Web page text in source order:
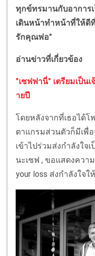
ทุกข์ทรมานกับอาการ
เดินหน้าทำหน้าที่ให้ดี
รักคุณพ่อ"
อ่านข่าวที่เกี่ยวข้อง
"เซฟฟานี่" เตรียมเป็น
ายปี
โดยหลังจากที่เธอได้
ตาแกรมส่วนตัวก็มีเพื่
เข้าไปร่วมส่งกำลังใจ
นะเซฟ , ขอแสดงควา
your loss ส่งกำลังใจ